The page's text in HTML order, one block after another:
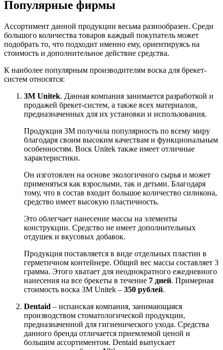
Популярные фирмы
Ассортимент данной продукции весьма разнообразен. Среди
большого количества товаров каждый покупатель может
подобрать то, что подходит именно ему, ориентируясь на
стоимость и дополнительное действие средства.
К наиболее популярным производителям воска для брекет-
систем относятся:
3М Unitek. Данная компания занимается разработкой и
продажей брекет-систем, а также всех материалов,
предназначенных для их установки и использования.
Продукция 3М получила популярность по всему миру
благодаря своим высоким качествам и функциональным
особенностям. Воск Unitek также имеет отличные
характеристики.
Он изготовлен на основе экологичного сырья и может
применяться как взрослыми, так и детьми. Благодаря
тому, что в состав входит большое количество силикона,
средство имеет высокую пластичность.
Это облегчает нанесение массы на элементы
конструкции. Средство не имеет дополнительных
отдушек и вкусовых добавок.
Продукция поставляется в виде отдельных пластин в
герметичном контейнере. Общий вес массы составляет 3
грамма. Этого хватает для неоднократного ежедневного
нанесения на все брекеты в течение 7 дней. Примерная
стоимость воска 3М Unitek – 350 рублей.
Dentaid – испанская компания, занимающаяся
производством стоматологической продукции,
предназначенной для гигиенического ухода. Средства
данного бренда отличается приемлемой ценой и
большим ассортиментом. Dentaid выпускает